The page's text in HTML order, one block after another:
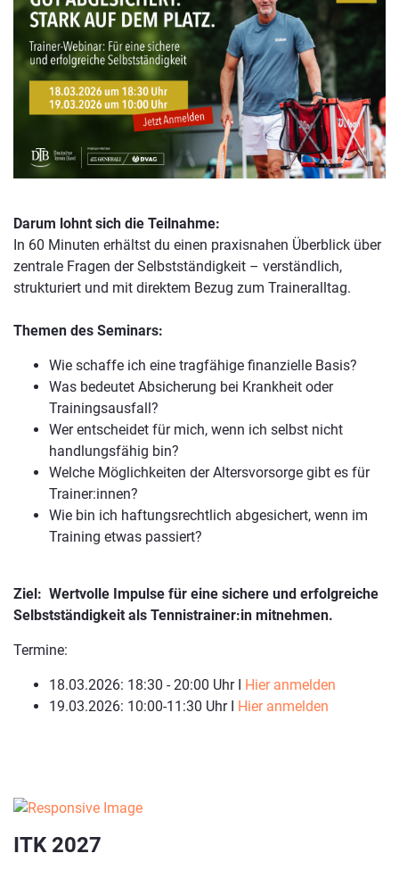
Darum lohnt sich die Teilnahme:
In 60 Minuten erhältst du einen praxisnahen Überblick über
zentrale Fragen der Selbstständigkeit – verständlich,
strukturiert und mit direktem Bezug zum Traineralltag.
Themen des Seminars:
Wie schaffe ich eine tragfähige finanzielle Basis?
Was bedeutet Absicherung bei Krankheit oder
Trainingsausfall?
Wer entscheidet für mich, wenn ich selbst nicht
handlungsfähig bin?
Welche Möglichkeiten der Altersvorsorge gibt es für
Trainer:innen?
Wie bin ich haftungsrechtlich abgesichert, wenn im
Training etwas passiert?
Ziel: Wertvolle Impulse für eine sichere und erfolgreiche
Selbstständigkeit als Tennistrainer:in mitnehmen.
Termine:
18.03.2026: 18:30 - 20:00 Uhr I Hier anmelden
19.03.2026: 10:00-11:30 Uhr I Hier anmelden
ITK 2027